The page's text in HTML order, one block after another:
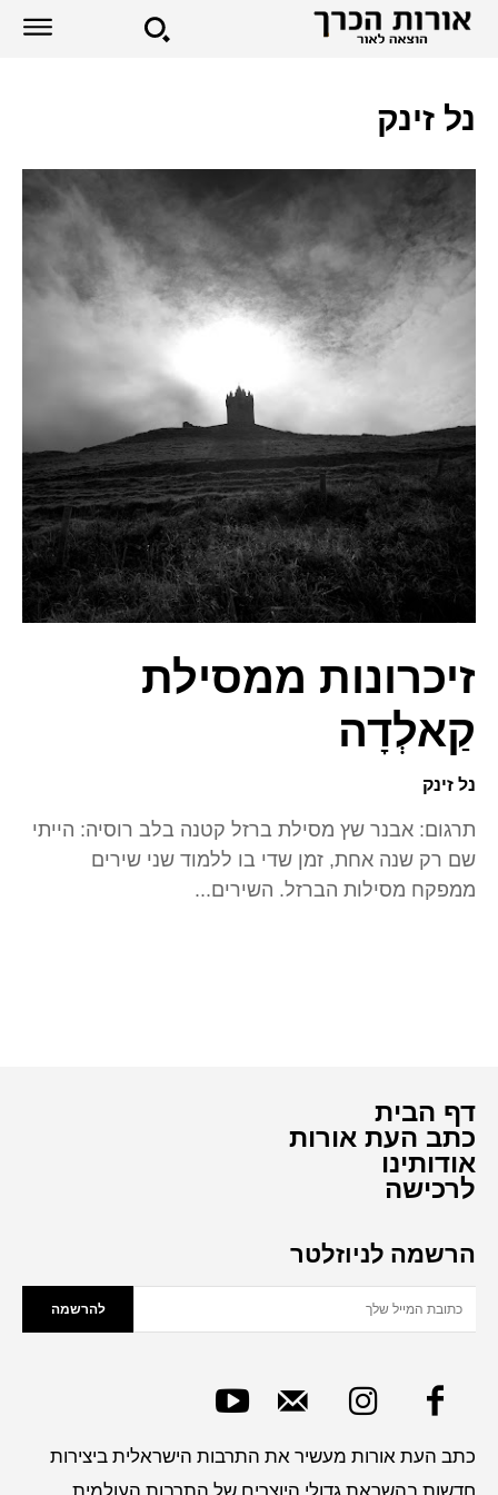
נל זינק
זיכרונות ממסילת
קַאלְדָה
נל זינק
תרגום: אבנר שץ מסילת ברזל קטנה בלב רוסיה: הייתי
שם רק שנה אחת, זמן שדי בו ללמוד שני שירים
ממפקח מסילות הברזל. השירים...
דף הבית
כתב העת אורות
אודותינו
לרכישה
הרשמה לניוזלטר
להרשמה
כתב העת אורות מעשיר את התרבות הישראלית ביצירות
חדשות בהשראת גדולי היוצרים של התרבות העולמית.